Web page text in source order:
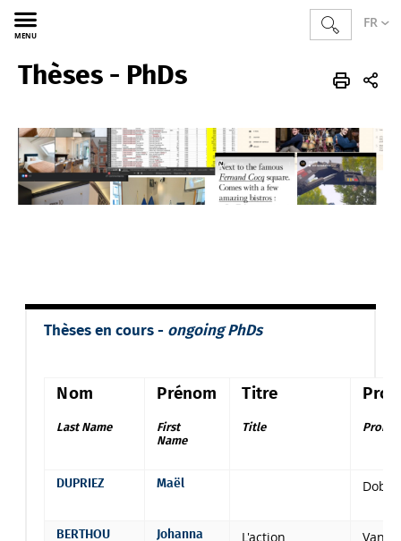
FR
MENU
Sciences GAG FR Recherches
Thèses - PhDs
Thèses en cours - ongoing PhDs
Nom
Last Name
Prénom
First
Name
Titre
Title
DUPRIEZ Maël
BERTHOU Johanna
L'action
Van